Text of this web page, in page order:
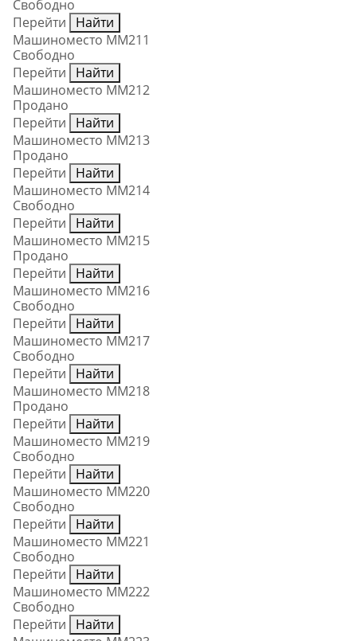
Свободно
Перейти
Найти
Машиноместо ММ211
Свободно
Перейти
Найти
Машиноместо ММ212
Продано
Перейти
Найти
Машиноместо ММ213
Продано
Перейти
Найти
Машиноместо ММ214
Свободно
Перейти
Найти
Машиноместо ММ215
Продано
Перейти
Найти
Машиноместо ММ216
Свободно
Перейти
Найти
Машиноместо ММ217
Свободно
Перейти
Найти
Машиноместо ММ218
Продано
Перейти
Найти
Машиноместо ММ219
Свободно
Перейти
Найти
Машиноместо ММ220
Свободно
Перейти
Найти
Машиноместо ММ221
Свободно
Перейти
Найти
Машиноместо ММ222
Свободно
Перейти
Найти